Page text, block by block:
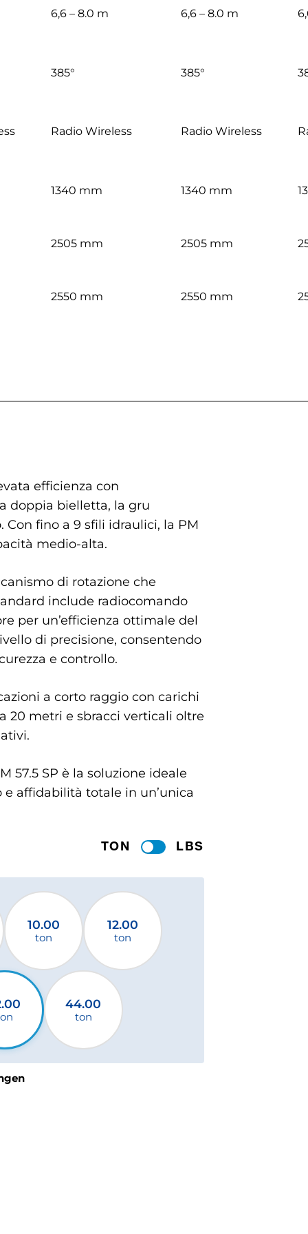
6,6 – 8.0 m 6,6 – 8.0 m
385° 385°
Radio Wireless Radio Wireless
1340 mm 1340 mm
2505 mm 2505 mm
2550 mm 2550 mm
efficienza con
doppia bielletta, la gru
fino a 9 sfili idraulici, la PM
medio-alta.
di rotazione che
include radiocomando
per un’efficienza ottimale del
di precisione, consentendo
e controllo.
a corto raggio con carichi
20 metri e sbracci verticali oltre
57.5 SP è la soluzione ideale
affidabilità totale in un’unica
TON LBS
10.00
ton
12.00
ton
44.00
ton